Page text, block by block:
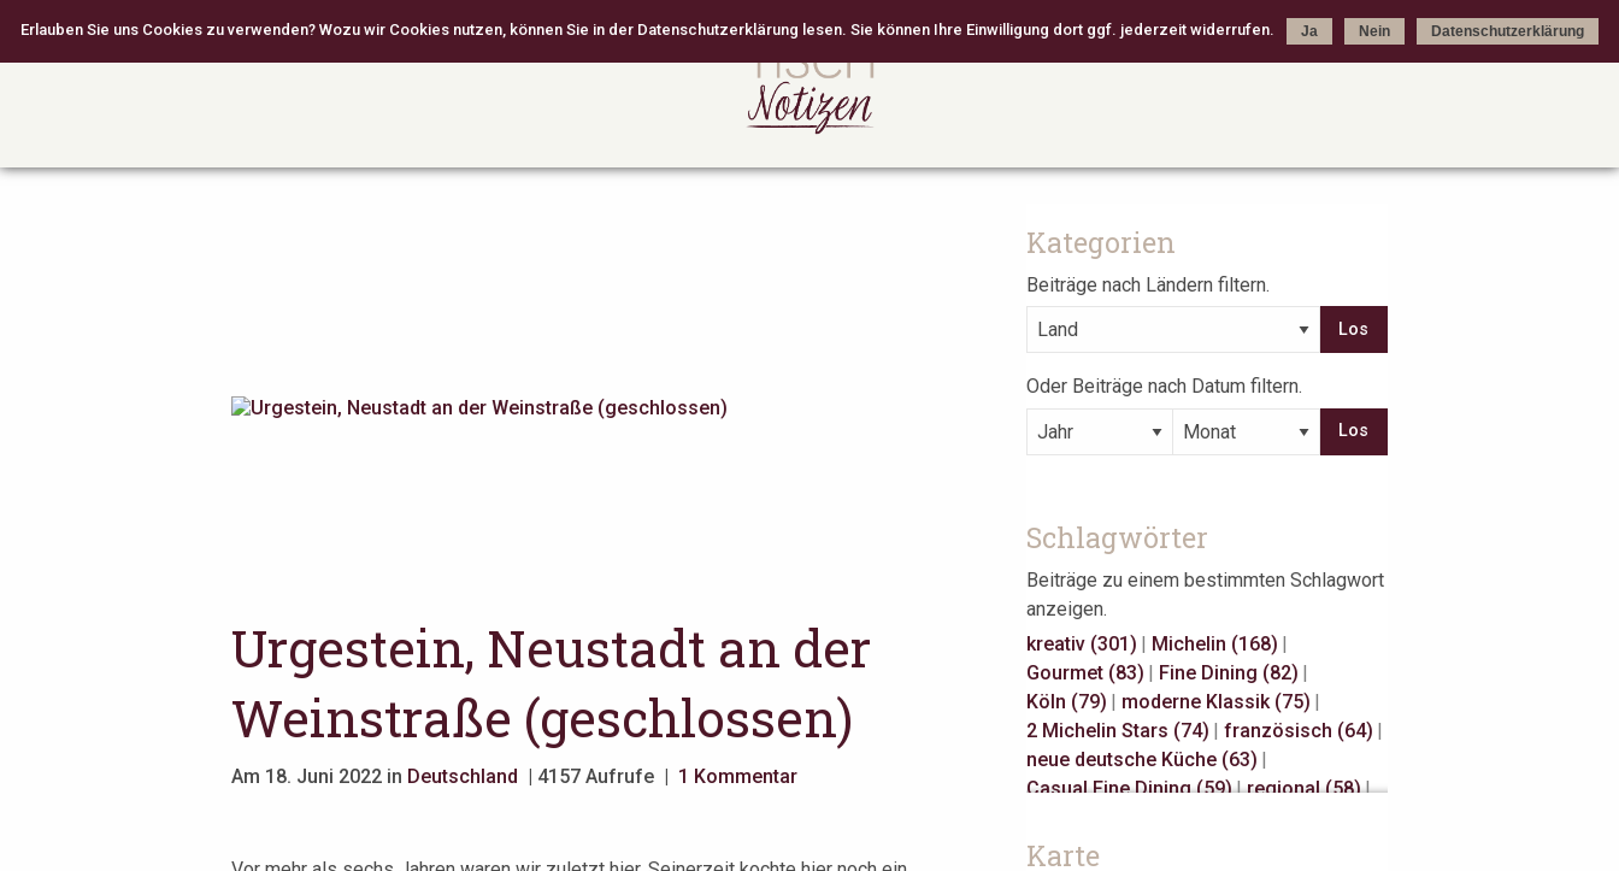
Urgestein, Neustadt an der
Weinstraße (geschlossen)
Am 18. Juni 2022 in Deutschland | 4157 Aufrufe | 1 Kommentar
Kategorien
Beiträge nach Ländern filtern.
Oder Beiträge nach Datum filtern.
Schlagwörter
Beiträge zu einem bestimmten Schlagwort
anzeigen.
kreativ (301)
Michelin (168)
Gourmet (83)
Fine Dining (82)
Köln (79)
moderne Klassik (75)
2 Michelin Stars (74)
|französisch (64)
neue deutsche Küche (63)
Casual Fine Dining (59)|regional (58)|
Gault Millau (29)
Karte
Erlauben Sie uns Cookies zu verwenden? Wozu wir Cookies nutzen, können Sie in der Datenschutzerklärung lesen. Sie können Ihre Einwilligung dort ggf. jederzeit widerrufen. Ja Nein Datenschutzerklärung